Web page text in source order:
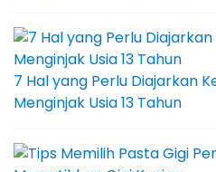
7 Hal yang Perlu Diajarkan
Menginjak Usia 13 Tahun